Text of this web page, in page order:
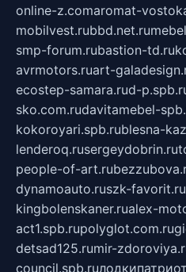
online-z.comaromat-
mobilvest.rubbd.net.ru
smp-forum.rubastion-td.ru
avrmotors.ruart-
ecostep-samara.rud-
sko.com.rudavitamebel-
kokoroyari.spb.rublesna-
lenderoq.rusergeydobrin.ru
people-of-art.ru
dynamoauto.ruszk-favorit.ru
kingbolenskaner.rualex-
act1.spb.rupolyglot.com.ru
detsad125.rumir-
council.spb.ru